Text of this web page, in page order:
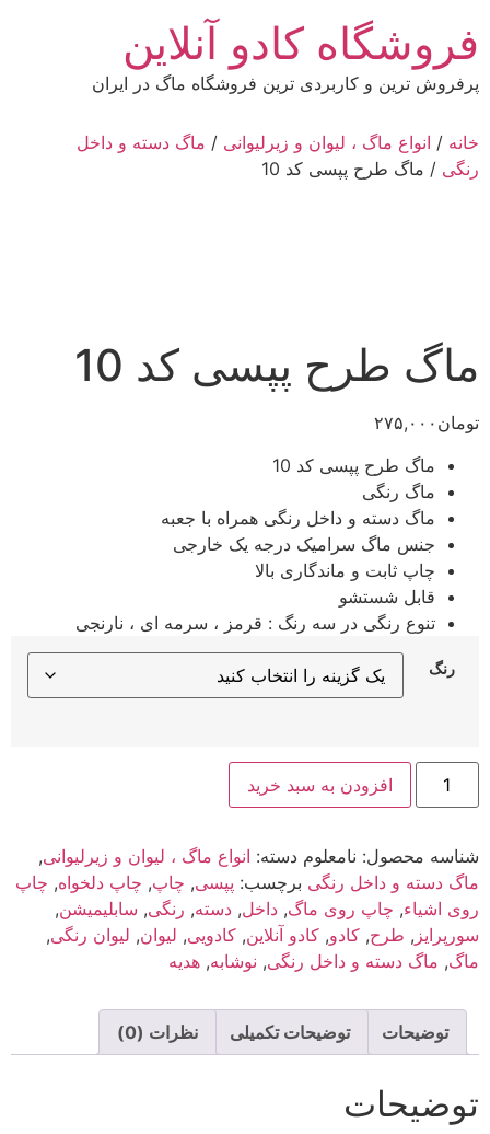
محتوا
فروشگاه کادو آنلاین
پرفروش ترین و کاربردی ترین فروشگاه ماگ در ایران
خانه / انواع ماگ ، لیوان و زیرلیوانی / ماگ دسته و داخل
رنگی / ماگ طرح پپسی کد 10
ماگ طرح پپسی کد 10
تومان ۲۷۵,۰۰۰
ماگ طرح پپسی کد 10
ماگ رنگی
ماگ دسته و داخل رنگی همراه با جعبه
جنس ماگ سرامیک درجه یک خارجی
چاپ ثابت و ماندگاری بالا
قابل شستشو
تنوع رنگی در سه رنگ : قرمز ، سرمه ای ، نارنجی
رنگ
ماگ
طرح
پپسی
عدد
افزودن به سبد خرید
شناسه محصول: نامعلوم دسته: انواع ماگ ، لیوان و زیرلیوانی,
ماگ دسته و داخل رنگی برچسب: پپسی, چاپ, چاپ دلخواه, چاپ
روی اشیاء, چاپ روی ماگ, داخل, دسته, رنگی, سابلیمیشن,
سورپرایز , طرح, کادو, کادو آنلاین, کادویی, لیوان, لیوان رنگی,
ماگ, ماگ دسته و داخل رنگی, نوشابه, هدیه
توضیحات توضیحات تکمیلی نظرات (0)
توضیحات